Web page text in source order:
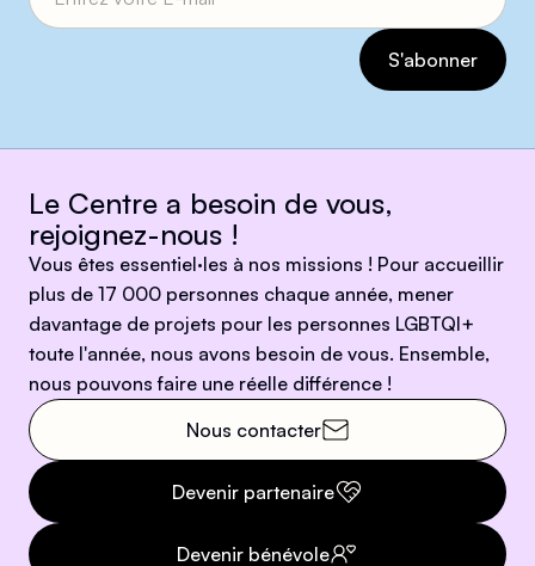
Le Centre a besoin de vous,
rejoignez-nous !
Vous êtes essentiel·les à nos missions ! Pour accueillir
plus de 17 000 personnes chaque année, mener
davantage de projets pour les personnes LGBTQI+
toute l'année, nous avons besoin de vous. Ensemble,
nous pouvons faire une réelle différence !
Nous contacter
Devenir partenaire
Devenir bénévole